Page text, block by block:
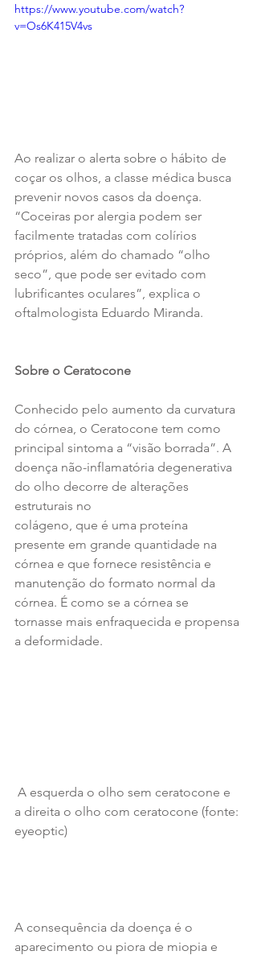
https://www.youtube.com/watch?
v=Os6K415V4vs
Ao realizar o alerta sobre o hábito de
coçar os olhos, a classe médica busca
prevenir novos casos da doença.
“Coceiras por alergia podem ser
facilmente tratadas com colírios
próprios, além do chamado “olho
seco”, que pode ser evitado com
lubrificantes oculares”, explica o
oftalmologista Eduardo Miranda.
Sobre o Ceratocone
Conhecido pelo aumento da curvatura
do córnea, o Ceratocone tem como
principal sintoma a “visão borrada”. A
doença não-inflamatória degenerativa
do olho decorre de alterações
estruturais no
colágeno, que é uma proteína
presente em grande quantidade na
córnea e que fornece resistência e
manutenção do formato normal da
córnea. É como se a córnea se
tornasse mais enfraquecida e propensa
a deformidade.
a direita o olho com ceratocone (fonte:
eyeoptic)
A consequência da doença é o
aparecimento ou piora de miopia e